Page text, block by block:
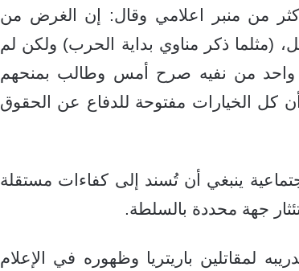
من منبر اعلامي وقال: إن الغرض من
(مثلما ذكر مناوي بداية الحرب) ولكن لم
واحد من نفيه صرح أمس وطالب بمنحهم
الخيارات مفتوحة للدفاع عن الحقوق
ينبغي أن تُسند إلى كفاءات مستقلة
جهة محددة بالسلطة.
لمقاتلين باريتريا وظهوره في الإعلام